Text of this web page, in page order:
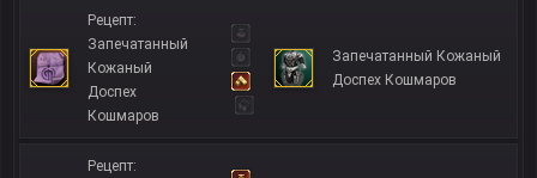
Рецепт:
Запечатанный
Кожаный
Доспех
Кошмаров
Запечатанный Кожаный
Доспех Кошмаров
Рецепт: